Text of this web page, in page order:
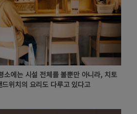
소에는 시설 전체를 볼뿐만 아니라, 치토
위치의 요리도 다루고 있다고